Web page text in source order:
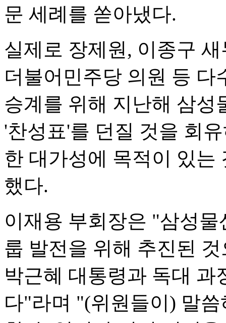
문 세례를 쏟아냈다.
실제로 장제원, 이종구
더불어민주당 의원 등
승계를 위해 지난해 삼성
'찬성표'를 던질 것을 회
한 대가성에 목적이 있는
했다.
이재용 부회장은 "삼성
룹 발전을 위해 추진된
박근혜 대통령과 독대
다"라며 "(위원들이) 말